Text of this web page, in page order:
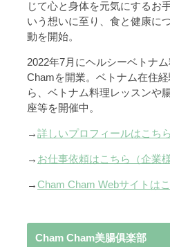
じて心と身体を元気にするお
いう想いに至り、食と健康に
動を開始。
2022年7月にヘルシーベトナ
Chamを開業。ベトナム在住
ら、ベトナム料理レッスンや
座等を開催中。
→詳しいプロフィールはこちら
→ お仕事依頼はこちら（企業
→Cham Cham Webサイトは
Cham Cham美腸俱楽部